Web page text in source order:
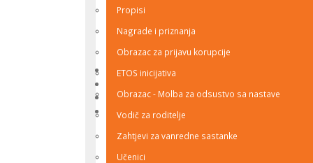
Propisi
Nagrade i priznanja
Obrazac za prijavu korupcije
ETOS inicijativa
Obrazac - Molba za odsustvo sa nastave
Vodič za roditelje
Zahtjevi za vanredne sastanke
Učenici
Foto galerija
View the embedded image gallery online at:
https://www.2gimnazija.edu.ba/index.php/bs/
na-balkanskoj-matematickoj-